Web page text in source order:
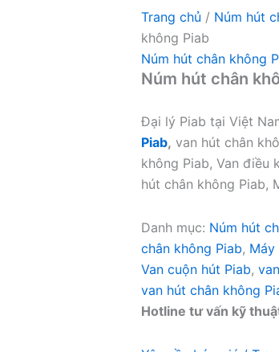
Trang chủ / Núm hút
không Piab
Núm hút chân không
Núm hút chân
Đại lý Piab tại Việt
Piab, van hút chân
không Piab, Van điều
hút chân không Piab,
Danh mục: Núm hút
chân không Piab, Máy
Van cuộn hút Piab,
van hút chân không
Hotline tư vấn kỹ